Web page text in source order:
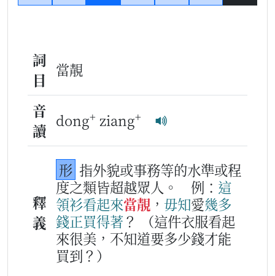
詞
目
當靚
音
讀
dong+ ziang+
釋
義
形 指外貌或事務等的水準或程
度之類皆超越眾人。
例： 這
領衫看起來當靚 ， 毋知愛幾多
錢正買得著？
（這件衣服看起
來很美，不知道要多少錢才能
買到？）